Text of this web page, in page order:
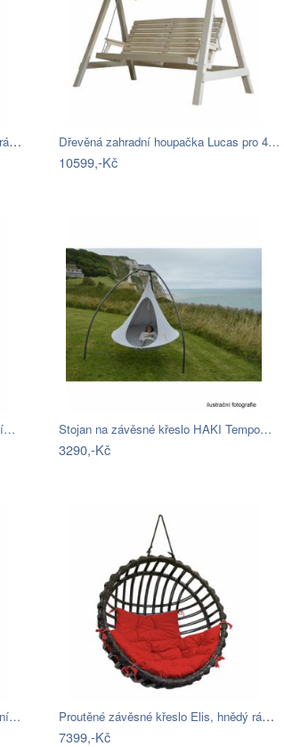
Proutěné závěsné křeslo Elis, hnědý rám… Dřevěná zahradní houpačka Lucas pro 4…
10599,-Kč
Stojan na závěsné křeslo HAKI Tempo…
3290,-Kč
Proutěné závěsné křeslo Elis, hnědý rám…
7399,-Kč